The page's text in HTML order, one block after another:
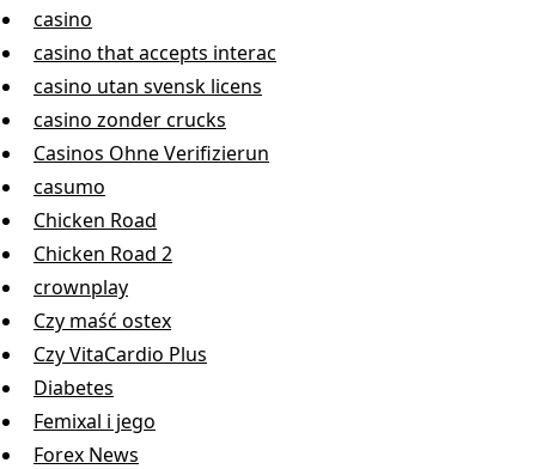
casino
casino that accepts interac
casino utan svensk licens
casino zonder crucks
Casinos Ohne Verifizierun
casumo
Chicken Road
Chicken Road 2
crownplay
Czy maść ostex
Czy VitaCardio Plus
Diabetes
Femixal i jego
Forex News